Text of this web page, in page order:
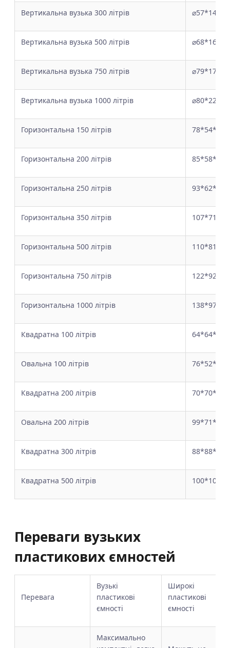
Вертикальна вузька 300 літрів ⌀57*140
Вертикальна вузька 500 літрів ⌀68*164
Вертикальна вузька 750 літрів ⌀79*170
Вертикальна вузька 1000 літрів ⌀80*225
Горизонтальна 150 літрів 78*54*51
Горизонтальна 200 літрів 85*58*55
Горизонтальна 250 літрів 93*62*64
Горизонтальна 350 літрів 107*71*71
Горизонтальна 500 літрів 110*81*90
Горизонтальна 750 літрів 122*92*99
Горизонтальна 1000 літрів
Квадратна 100 літрів 64*64*40
Овальна 100 літрів 76*52*37
Квадратна 200 літрів 70*70*56
Овальна 200 літрів 99*71*48
Квадратна 300 літрів 88*88*53
Квадратна 500 літрів
Переваги вузьких
пластикових ємностей
Перевага
Вузькі
пластикові
ємності
Широкі
пластикові
ємності
Максимально